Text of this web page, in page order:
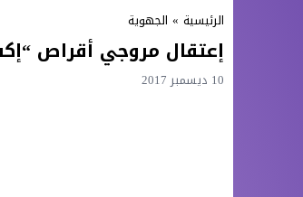
الرئيسية » الجهوية
إعتقال مروجي أقراص
10 ديسمبر 2017